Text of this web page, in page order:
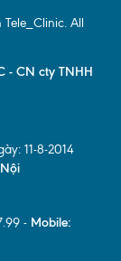
All
- CN cty TNHH
11-8-2014
- Mobile: